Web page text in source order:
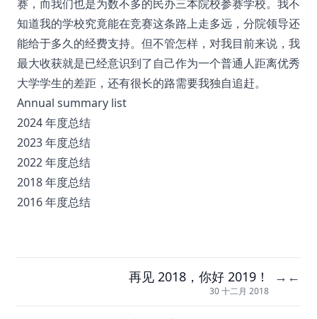
赛，而我们也是为数不多的民办三本院校参赛学校。我不
知道我的学校究竟能在竞赛这条路上走多远，分院领导还
能给于多久的经费支持。但不管怎样，对我目前来说，我
最大收获就是已经意识到了自己作为一个普通人距离优秀
大学学生的差距，还有很长的路需要我独自追赶。
Annual summary list
2024 年度总结
2023 年度总结
2022 年度总结
2018 年度总结
2016 年度总结
再见 2018，你好 2019！
30 十二月 2018
→ ←